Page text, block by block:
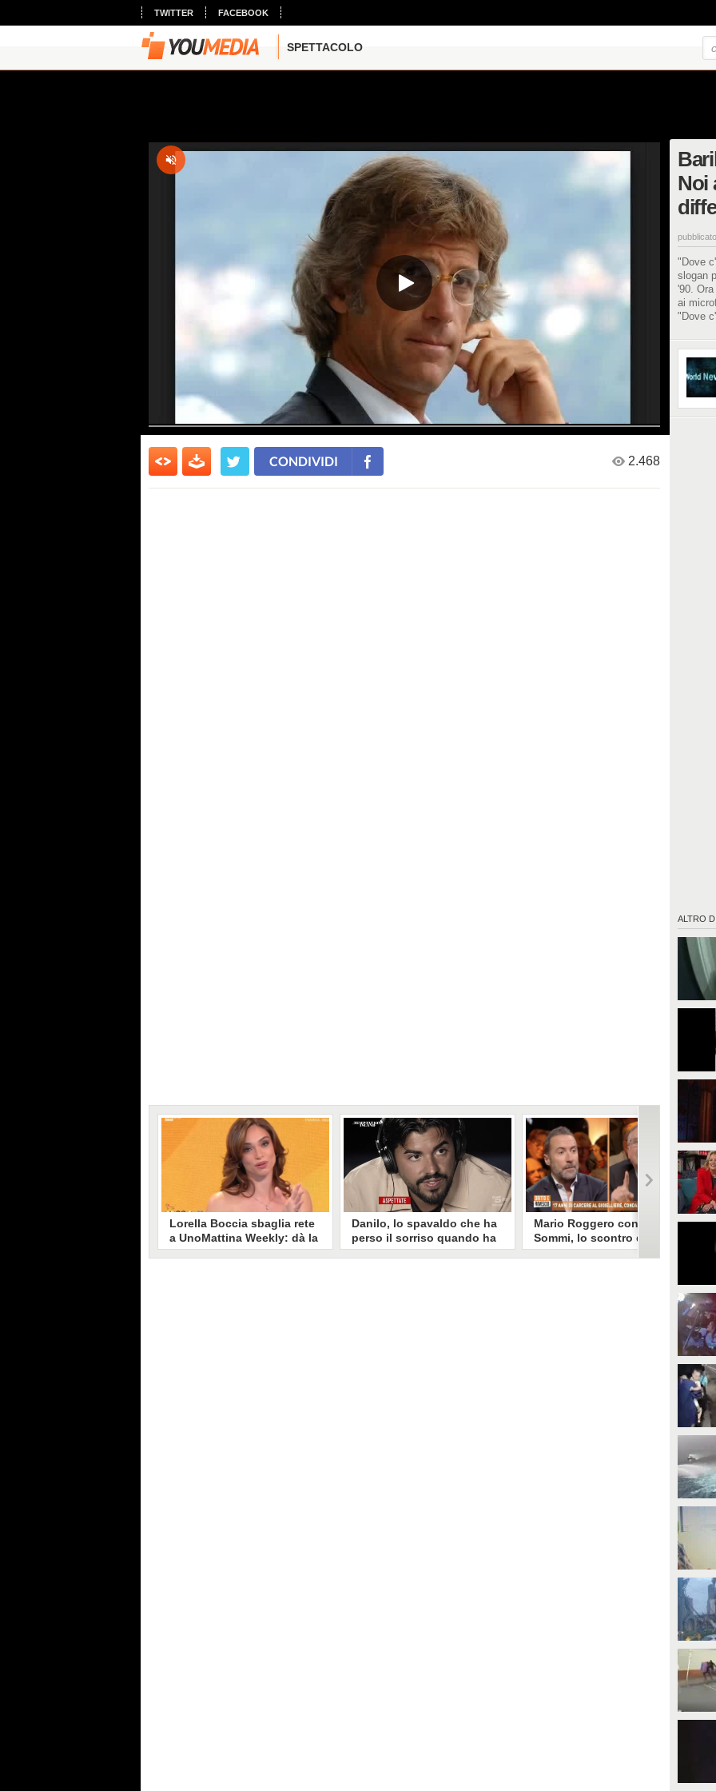
TWITTER FACEBOOK
SPETTACOLO
Noi
"Dove
slogan
'90.
ai
"Dove
ALTRO DI
CONDIVIDI 2.468
Lorella Boccia sbaglia rete
a UnoMattina Weekly: dà la
linea al Tg5 invece che al
Danilo, lo spavaldo che ha
perso il sorriso quando ha
scoperto la gelosia a
Mario Roggero contro Luca
Sommi, lo scontro del 2023
torna virale: "Lo
Torna virale lo scontro tra Mario
Roggero e Luca Sommi a Dritto e